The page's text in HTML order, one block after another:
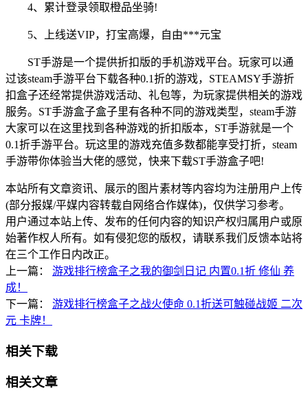
4、累计登录领取橙品坐骑!
5、上线送VIP，打宝高爆，自由***元宝
ST手游是一个提供折扣版的手机游戏平台。玩家可以通
过该steam手游平台下载各种0.1折的游戏，STEAMSY手游折
扣盒子还经常提供游戏活动、礼包等，为玩家提供相关的游戏
服务。ST手游盒子盒子里有各种不同的游戏类型，steam手游
大家可以在这里找到各种游戏的折扣版本，ST手游就是一个
0.1折手游平台。玩这里的游戏充值多数都能享受打折，steam
手游带你体验当大佬的感觉，快来下载ST手游盒子吧!
本站所有文章资讯、展示的图片素材等内容均为注册用户上传
(部分报媒/平媒内容转载自网络合作媒体)，仅供学习参考。
用户通过本站上传、发布的任何内容的知识产权归属用户或原
始著作权人所有。如有侵犯您的版权，请联系我们反馈本站将
在三个工作日内改正。
上一篇：
游戏排行榜盒子之我的御剑日记 内置0.1折 修仙 养
成！
下一篇：
游戏排行榜盒子之战火使命 0.1折送可触碰战姬 二次
元 卡牌！
相关下载
相关文章